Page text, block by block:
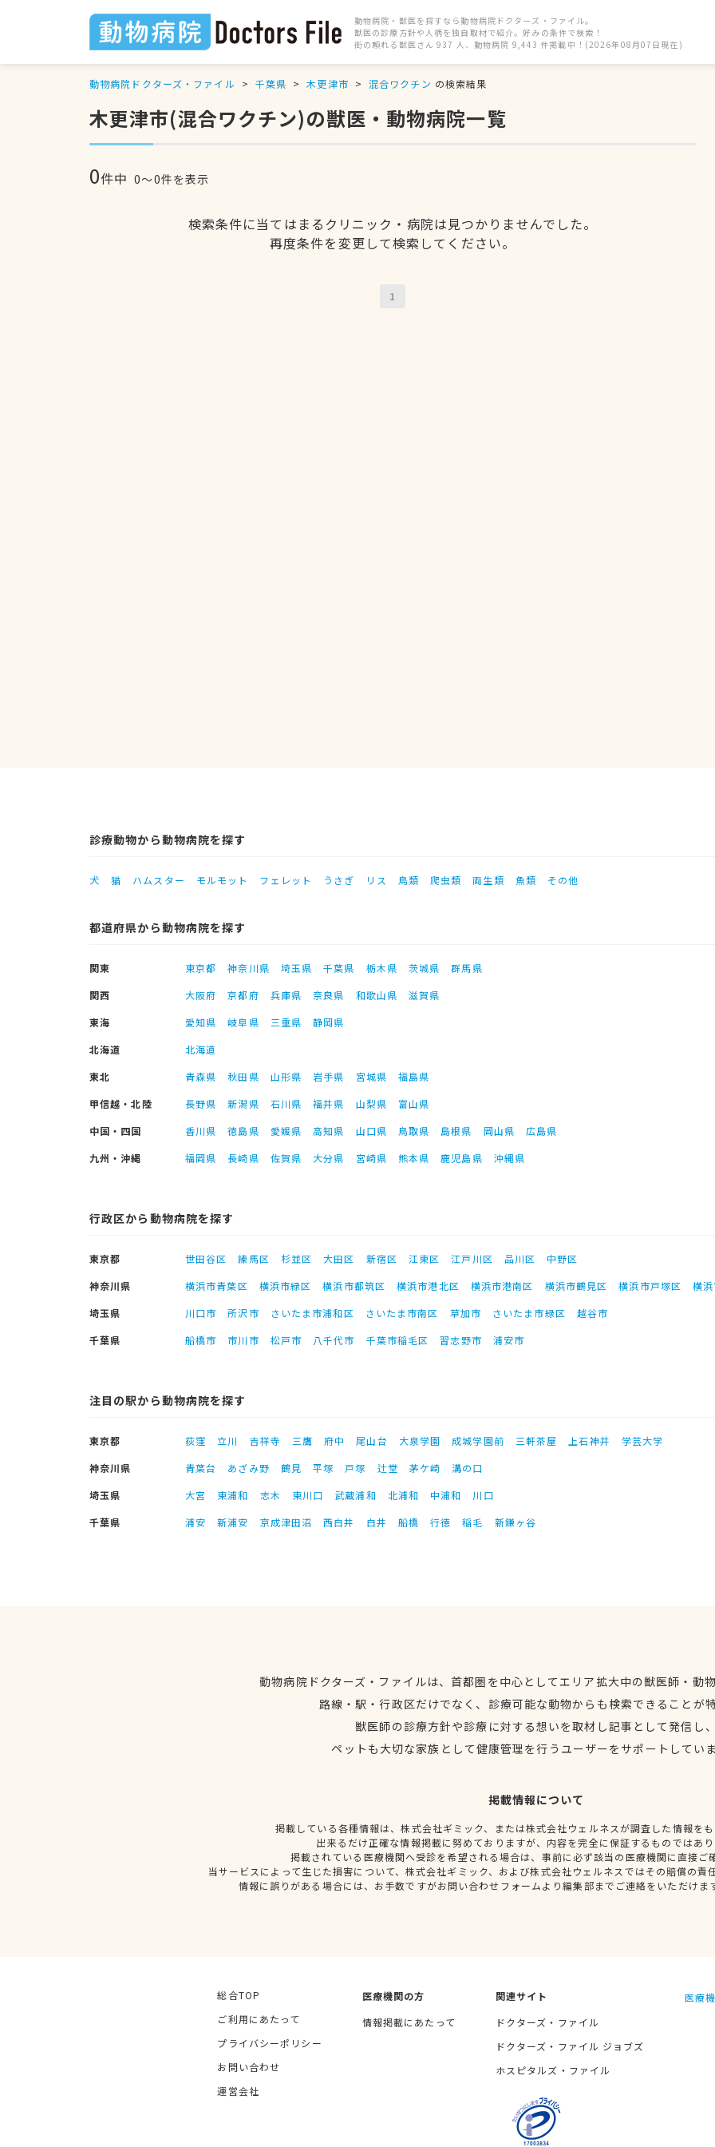
動物病院・獣医を探すなら動物病院ドクターズ・ファイル。
獣医の診療方針や人柄を独自取材で紹介。好みの条件で検索！
街の頼れる獣医さん 937 人、動物病院 9,443 件掲載中！(2026年08月07日現在)
動物病院ドクターズ・ファイル 千葉県 木更津市 混合ワクチン の検索結果
木更津市(混合ワクチン)の獣医・動物病院一覧
0件中 0〜0件を表示
検索条件に当てはまるクリニック・病院は見つかりませんでした。
再度条件を変更して検索してください。
1
診療動物から動物病院を探す
犬 猫 ハムスター モルモット フェレット うさぎ リス 鳥類 爬虫類 両生類 魚類 その他
都道府県から動物病院を探す
関東 東京都 神奈川県 埼玉県 千葉県 栃木県 茨城県
群馬県
関西
大阪府 京都府 兵庫県 奈良県 和歌山県
滋賀県
東海
愛知県 岐阜県 三重県
静岡県
北海道
北海道
東北
青森県 秋田県 山形県 岩手県 宮城県
福島県
甲信越・北陸
長野県 新潟県 石川県 福井県 山梨県
富山県
中国・四国
香川県 徳島県 愛媛県 高知県 山口県 鳥取県 島根県 岡山県
広島県
九州・沖縄
福岡県 長崎県 佐賀県 大分県 宮崎県 熊本県 鹿児島県 沖縄県
行政区から動物病院を探す
東京都 世田谷区 練馬区 杉並区 大田区 新宿区 江東区 江戸川区 品川区
中野区
神奈川県
横浜市青葉区 横浜市緑区 横浜市都筑区 横浜市港北区 横浜市港南区 横浜市鶴見区 横浜市戸塚区
横
埼玉県
川口市 所沢市 さいたま市浦和区 さいたま市南区 草加市 さいたま市緑区
越谷市
千葉県
船橋市 市川市 松戸市 八千代市 千葉市稲毛区 習志野市 浦安市
注目の駅から動物病院を探す
東京都 荻窪 立川 吉祥寺 三鷹 府中 尾山台 大泉学園 成城学園前 三軒茶屋 上石神井
学芸大学
神奈川県
青葉台 あざみ野 鶴見 平塚 戸塚 辻堂 茅ケ崎
溝の口
埼玉県
大宮 東浦和 志木 東川口 武蔵浦和 北浦和 中浦和
川口
千葉県
浦安 新浦安 京成津田沼 西白井 白井 船橋 行徳 稲毛 新鎌ヶ谷
動物病院ドクターズ・ファイルは、首都圏を中心としてエリア拡大中の獣医師・動
路線・駅・行政区だけでなく、診療可能な動物からも検索できることが
獣医師の診療方針や診療に対する想いを取材し記事として発信し
ペットも大切な家族として健康管理を行うユーザーをサポートしてい
掲載情報について
掲載している各種情報は、株式会社ギミック、または株式会社ウェルネスが調査した情報を
出来るだけ正確な情報掲載に努めておりますが、内容を完全に保証するものではあ
掲載されている医療機関へ受診を希望される場合は、事前に必ず該当の医療機関に直接ご
当サービスによって生じた損害について、株式会社ギミック、および株式会社ウェルネスではその賠償の責
情報に誤りがある場合には、お手数ですがお問い合わせフォームより編集部までご連絡をいただけま
総合TOP
ご利用にあたって
プライバシーポリシー
お問い合わせ
運営会社
医療機関の方
情報掲載にあたって
関連サイト
ドクターズ・ファイル
ドクターズ・ファイル ジョブズ
ホスピタルズ・ファイル
医療